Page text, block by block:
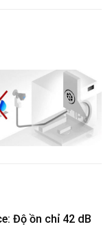
Độ ồn chỉ 42 dB